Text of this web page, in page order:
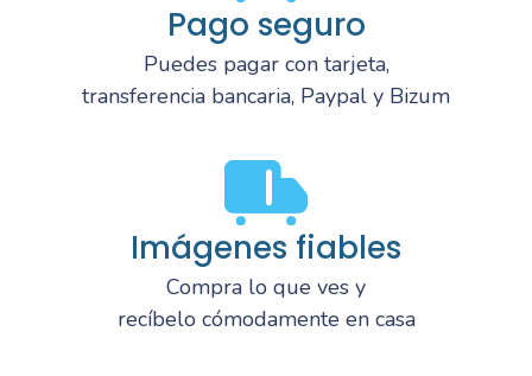
Pago seguro
Puedes pagar con tarjeta,
transferencia bancaria, Paypal y Bizum
Imágenes fiables
Compra lo que ves y
recíbelo cómodamente en casa